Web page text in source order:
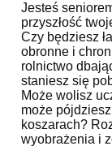
Jesteś
przyszłość
Czy będziesz
obronne i
rolnictwo
staniesz się
Może wolisz
może
koszarach?
wyobrażenia i